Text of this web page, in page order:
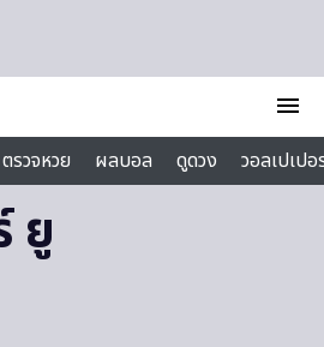
menu
ตรวจหวย ผลบอล ดูดวง
วอลเปเป
ยู